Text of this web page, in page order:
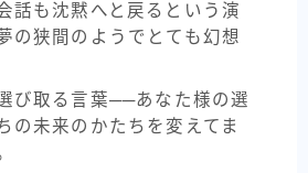
話も沈黙へと戻るという演
の狭間のようでとても幻想
び取る言葉──あなた様の選
の未来のかたちを変えてま